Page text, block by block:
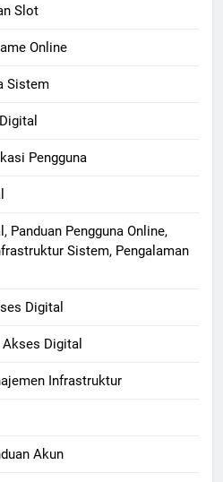
Slot
Online
Sistem
Pengguna
Panduan Pengguna Online,
Sistem, Pengalaman
Digital
Digital
Infrastruktur
Akun